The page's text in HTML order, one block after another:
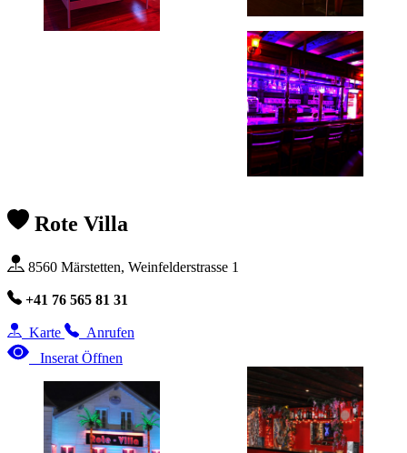
Rote Villa
8560 Märstetten, Weinfelderstrasse 1
+41 76 565 81 31
Karte
Anrufen
Inserat Öffnen